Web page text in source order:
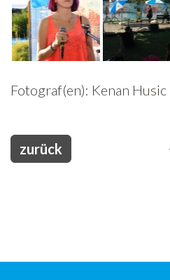
Fotograf(en): Kenan Husic
zurück